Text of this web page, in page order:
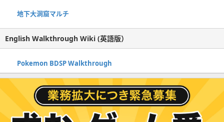
地下大洞窟マルチ
English Walkthrough Wiki (英語版）
Pokemon BDSP Walkthrough